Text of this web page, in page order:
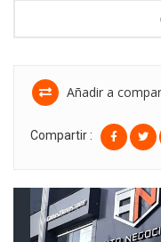
Añadir a
Compartir :